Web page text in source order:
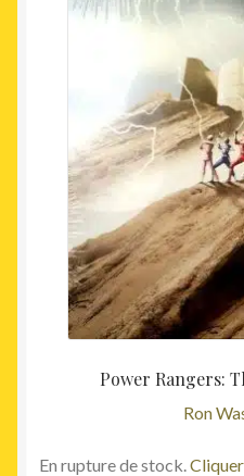
Power Rangers:
Ron
En rupture de stock.